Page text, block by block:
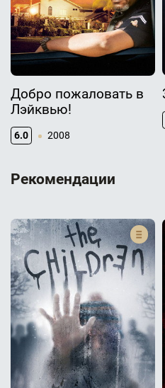
Добро пожаловать в
Лэйквью!
6.0 2008
Р­­­е­­­к­­­о­­­м­­­е­­­н­­­д­­­а­­­ц­­­и­­­и